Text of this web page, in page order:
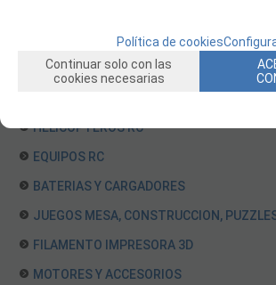
Repuestos Carson
Repuestos RGT
HELICOPTEROS RC
EQUIPOS RC
BATERIAS Y CARGADORES
JUEGOS MESA, CONSTRUCCION,
FILAMENTO IMPRESORA 3D
MOTORES Y ACCESORIOS
Política de cookies
Continuar solo con las
cookies necesarias